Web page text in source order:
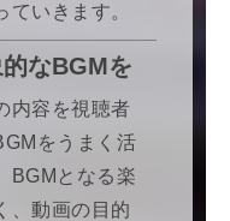
いきます。
なBGMを
内容を視聴者
をうまく活
BGMとなる楽
、動画の目的